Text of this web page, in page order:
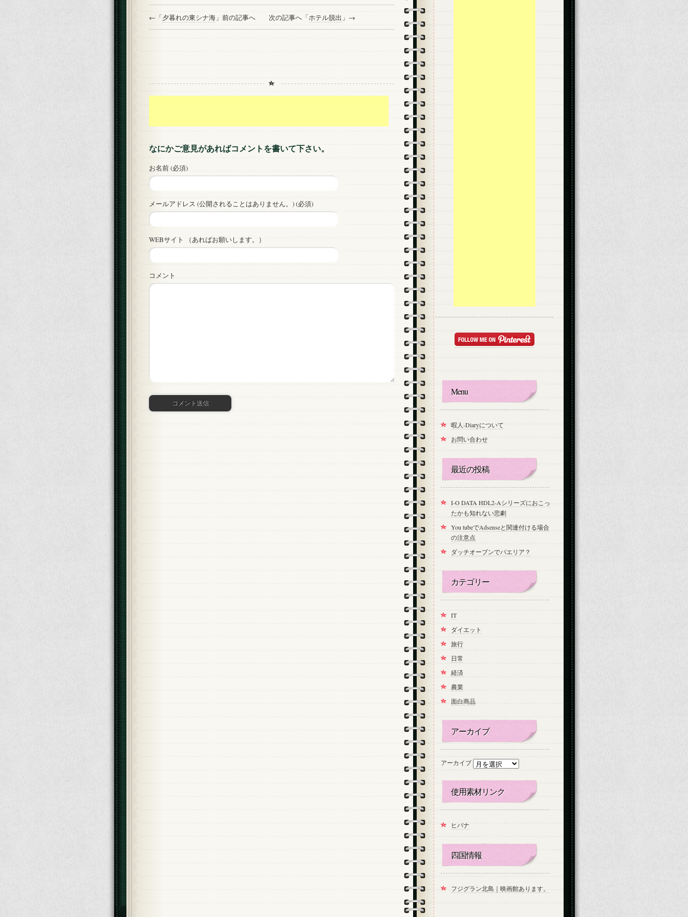
←「夕暮れの東シナ海 」前の記事へ 次の記事へ「ホテル脱出 」→
なにかご意見があればコメントを書いて下さい。
お名前 (必須)
メールアドレス (公開されることはありません。) (必須)
WEBサイト （あればお願いします。）
コメント
Menu
暇人-Diaryについて
お問い合わせ
最近の投稿
I-O DATA HDL2-Aシリーズにおこっ
たかも知れない悲劇
You tubeでAdsenseと関連付ける場合
の注意点
ダッチオーブンでパエリア？
カテゴリー
IT
ダイエット
旅行
日常
経済
農業
面白商品
アーカイブ
アーカイブ
使用素材リンク
ヒバナ
四国情報
フジグラン北島｜映画館あります。